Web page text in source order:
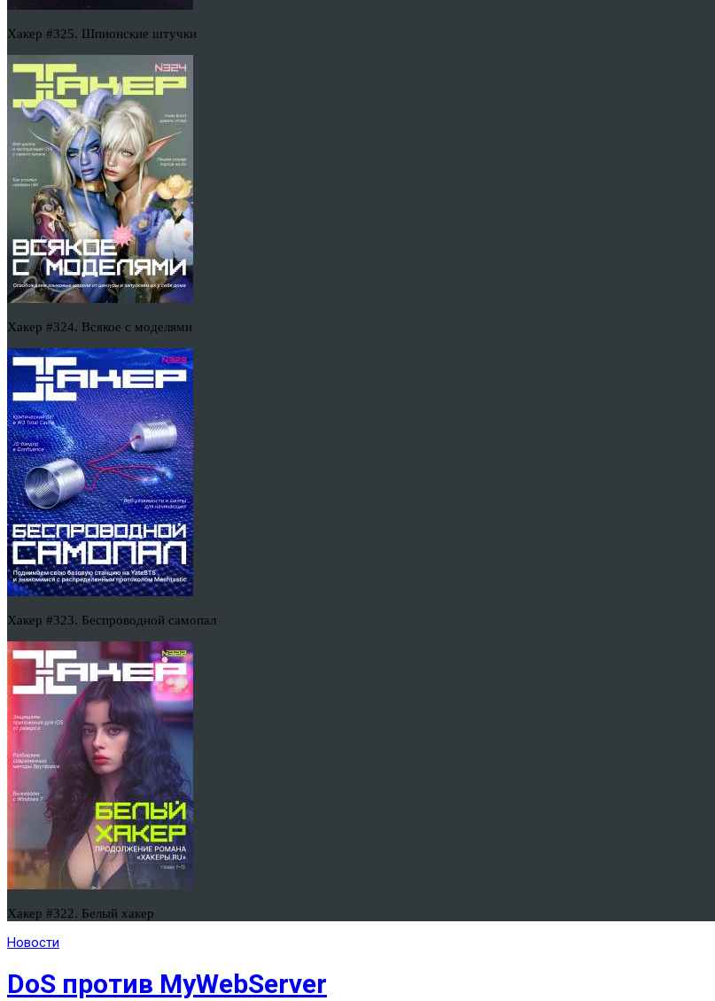
Хакер #325. Шпионские штучки
Хакер #324. Всякое с моделями
Хакер #323. Беспроводной самопал
Хакер #322. Белый хакер
Новости
DoS против MyWebServer